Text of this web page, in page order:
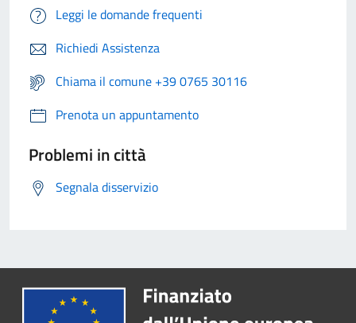
Leggi le domande frequenti
Richiedi Assistenza
Chiama il comune +39 0765 30116
Prenota un appuntamento
Problemi in città
Segnala disservizio